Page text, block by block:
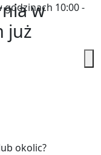
10:00 -
w
już
okolic?